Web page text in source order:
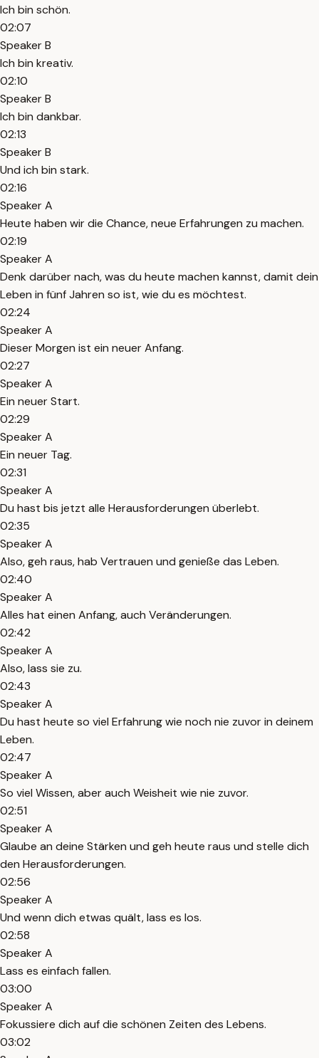
Ich bin schön.
02:07
Speaker B
Ich bin kreativ.
02:10
Speaker B
Ich bin dankbar.
02:13
Speaker B
Und ich bin stark.
02:16
Speaker A
Heute haben wir die Chance, neue Erfahrungen zu machen.
02:19
Speaker A
Denk darüber nach, was du heute machen kannst, damit dein
Leben in fünf Jahren so ist, wie du es möchtest.
02:24
Speaker A
Dieser Morgen ist ein neuer Anfang.
02:27
Speaker A
Ein neuer Start.
02:29
Speaker A
Ein neuer Tag.
02:31
Speaker A
Du hast bis jetzt alle Herausforderungen überlebt.
02:35
Speaker A
Also, geh raus, hab Vertrauen und genieße das Leben.
02:40
Speaker A
Alles hat einen Anfang, auch Veränderungen.
02:42
Speaker A
Also, lass sie zu.
02:43
Speaker A
Du hast heute so viel Erfahrung wie noch nie zuvor in deinem
Leben.
02:47
Speaker A
So viel Wissen, aber auch Weisheit wie nie zuvor.
02:51
Speaker A
Glaube an deine Stärken und geh heute raus und stelle dich
den Herausforderungen.
02:56
Speaker A
Und wenn dich etwas quält, lass es los.
02:58
Speaker A
Lass es einfach fallen.
03:00
Speaker A
Fokussiere dich auf die schönen Zeiten des Lebens.
03:02